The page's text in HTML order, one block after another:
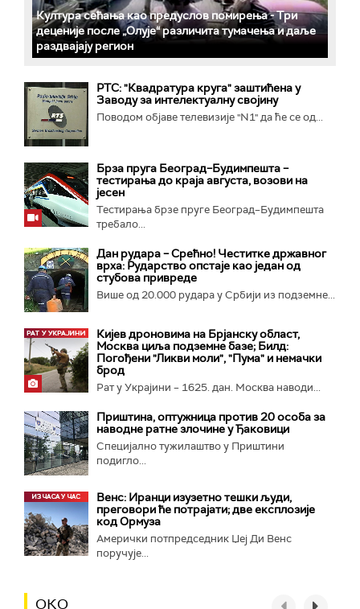
Култура сећања као предуслов помирења ­- Три
деценије после „Олује“ различита тумачења и даље
раздвајају регион
РТС: "Квадратура круга" заштићена у
Заводу за интелектуалну својину
Поводом објаве телевизије "N1" да ће се од...
Брза пруга Београд–Будимпешта –
тестирања до краја августа, возови на
јесен
Тестирања брзе пруге Београд–Будимпешта
требало...
Дан рудара – Срећно! Честитке државног
врха: Рударство опстаје као један од
стубова привреде
Више од 20.000 рудара у Србији из подземне...
Кијев дроновима на Брјанску област,
Москва циља подземне базе; Билд:
Погођени "Ликви моли", "Пума" и немачки
брод
Рат у Украјини – 1625. дан. Москва наводи...
Приштина, оптужница против 20 особа за
наводне ратне злочине у Ђаковици
Специјално тужилаштво у Приштини
подигло...
Венс: Иранци изузетно тешки људи,
преговори ће потрајати; две експлозије
код Ормуза
Амерички потпредседник Џеј Ди Венс
поручује...
ОКО